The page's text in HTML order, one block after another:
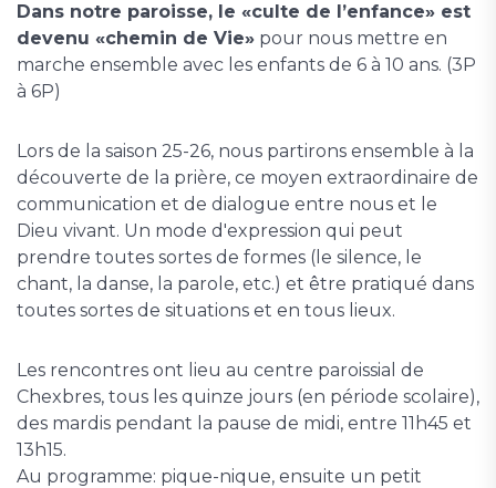
Dans notre paroisse, le «culte de l’enfance» est
devenu «chemin de Vie» pour nous mettre en
marche ensemble avec les enfants de 6 à 10 ans. (3P
à 6P)
Lors de la saison 25-26, nous partirons ensemble à la
découverte de la prière, ce moyen extraordinaire de
communication et de dialogue entre nous et le
Dieu vivant. Un mode d'expression qui peut
prendre toutes sortes de formes (le silence, le
chant, la danse, la parole, etc.) et être pratiqué dans
toutes sortes de situations et en tous lieux.
Les rencontres ont lieu au centre paroissial de
Chexbres, tous les quinze jours (en période scolaire),
des mardis pendant la pause de midi, entre 11h45 et
13h15.
Au programme: pique-nique, ensuite un petit